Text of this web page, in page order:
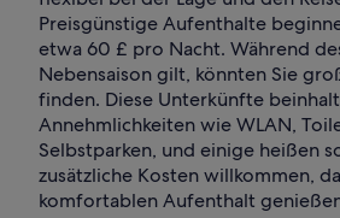
Preisgünstige Aufenthalte
etwa 60 £ pro Nacht. Während
Nebensaison gilt, könnten Sie
finden. Diese Unterkünfte
Annehmlichkeiten wie WLAN,
Selbstparken, und einige heißen
zusätzliche Kosten willkommen,
komfortablen Aufenthalt